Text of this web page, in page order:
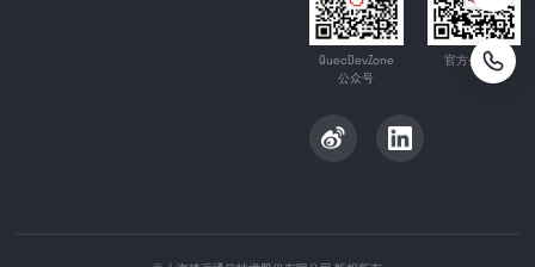
QuecDevZone
公众号
官方公众号